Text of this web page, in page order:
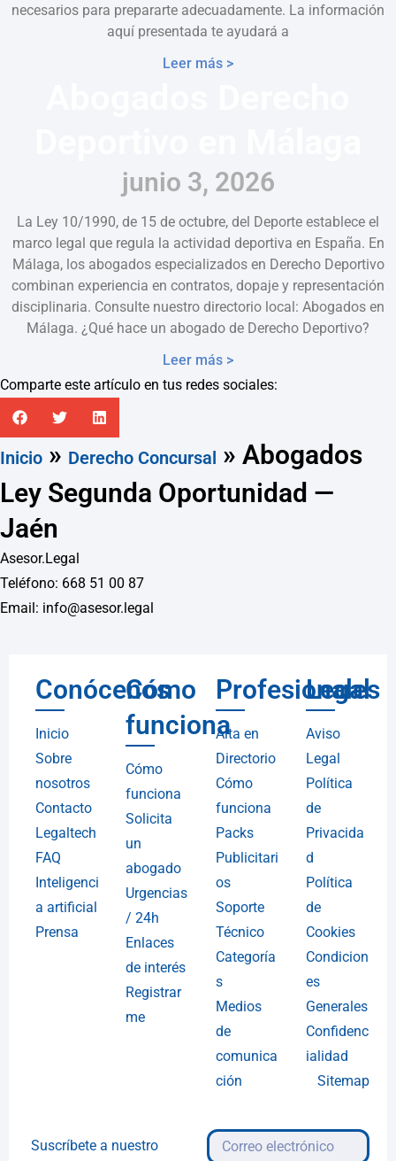
necesarios para prepararte adecuadamente. La información
aquí presentada te ayudará a
Leer más >
junio 3, 2026
La Ley 10/1990, de 15 de octubre, del Deporte establece el
marco legal que regula la actividad deportiva en España. En
Málaga, los abogados especializados en Derecho Deportivo
combinan experiencia en contratos, dopaje y representación
disciplinaria. Consulte nuestro directorio local: Abogados en
Málaga. ¿Qué hace un abogado de Derecho Deportivo?
Leer más >
Comparte este artículo en tus redes sociales:
Inicio » Derecho Concursal » Abogados
Ley Segunda Oportunidad —
Jaén
Asesor.Legal
Teléfono: 668 51 00 87
Email: info@asesor.legal
Conócenos
Inicio
Sobre
nosotros
Contacto
Legaltech
FAQ
Inteligenci
a artificial
Prensa
Cómo
funciona
Cómo
funciona
Solicita
un
abogado
Urgencias
/ 24h
Enlaces
de interés
Registrar
me
Profesionales
Alta en
Directorio
Cómo
funciona
Packs
Publicitari
os
Soporte
Técnico
Categoría
s
Medios
de
comunica
ción
Legal
Aviso
Legal
Política
de
Privacida
d
Política
de
Cookies
Condicion
es
Generales
Confidenc
ialidad
Sitemap
Suscríbete a nuestro